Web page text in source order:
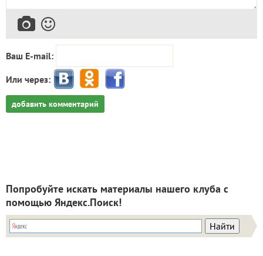
Ваш E-mail:
Или через:
добавить комментарий
Попробуйте искать материалы нашего клуба с
помощью Яндекс.Поиск!